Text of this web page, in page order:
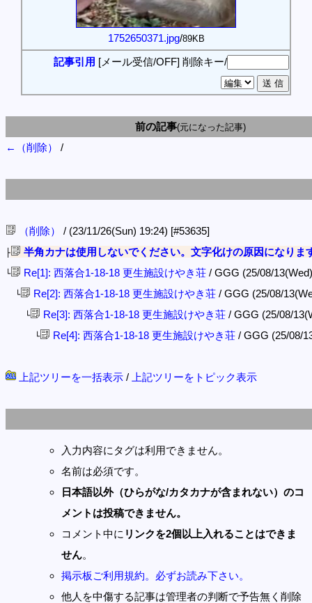
1752650371.jpg/89KB
記事引用 [メール受信/OFF] 削除キー/
前の記事(元になった記事)
←（削除） /
（削除） / (23/11/26(Sun) 19:24) [#53635]
├ 半角カナは使用しないでください。文字化けの原因になりま
└ Re[1]: 西落合1-18-18 更生施設けやき荘 / GGG (25/08/
└ Re[2]: 西落合1-18-18 更生施設けやき荘 / GGG (25/08/
└ Re[3]: 西落合1-18-18 更生施設けやき荘 / GGG (25/08/
└ Re[4]: 西落合1-18-18 更生施設けやき荘 / GGG (25/08/
上記ツリーを一括表示 / 上記ツリーをトピック表示
入力内容にタグは利用できません。
名前は必須です。
日本語以外（ひらがな/カタカナが含まれない）のコ
メントは投稿できません。
コメント中に リンクを2個以上入れることはできま
せん。
掲示板ご利用規約。必ずお読み下さい。
他人を中傷する記事は管理者の判断で予告無く削除